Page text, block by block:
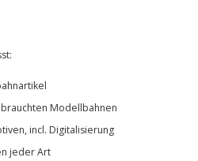
Modellbahnen
incl. Digitalisierung
jeder Art